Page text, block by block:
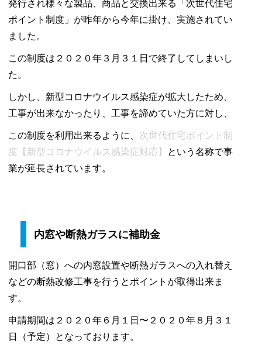
発行され様々な製品、商品と交換出来る「次世代住宅
ポイント制度」が昨年から今年に掛け、実施されてい
ました。
この制度は２０２０年３月３１日で終了してしまいし
た。
しかし、新型コロナウイルス感染症が拡大したため、
工事が出来なかったり、工事を諦めていた方に対し、
この制度を利用出来るように、 次世代住宅ポイント制
度【新型コロナウイルス感染症対応】
という名称で事
業が延長されています。
内窓や断熱ガラスに補助金
開口部（窓）への内窓設置や断熱ガラスへの入れ替え
などの断熱改修工事を行うとポイントが取得出来ま
す。
申請期間は２０２０年６月１日〜２０２０年８月３１
日（予定）となっております。